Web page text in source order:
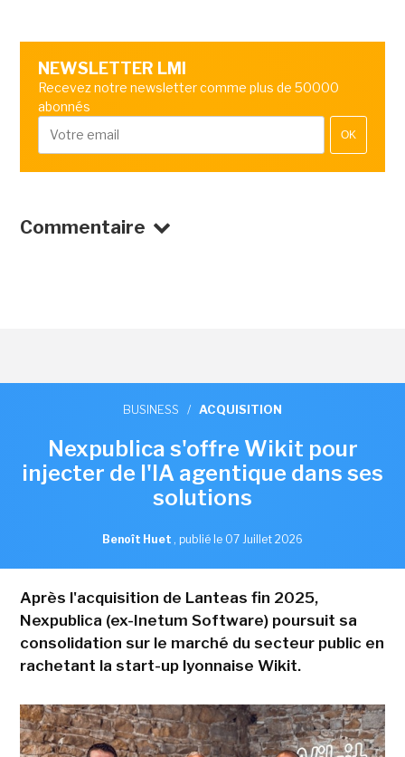
NEWSLETTER LMI
Recevez notre newsletter comme plus de 50000
abonnés
OK
Commentaire
BUSINESS / ACQUISITION
Nexpublica s'offre Wikit pour
injecter de l'IA agentique dans ses
solutions
Benoît Huet , publié le 07 Juillet 2026
Après l'acquisition de Lanteas fin 2025,
Nexpublica (ex-Inetum Software) poursuit sa
consolidation sur le marché du secteur public en
rachetant la start-up lyonnaise Wikit.